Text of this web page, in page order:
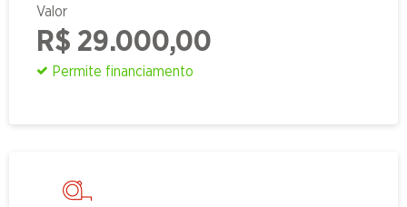
Valor
R$ 29.000,00
Permite financiamento